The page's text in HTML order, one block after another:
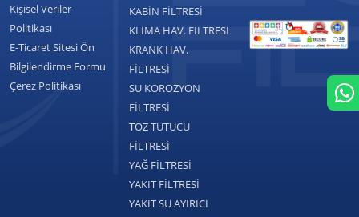
Kişisel Veriler
Politikası
E-Ticaret Sitesi Ön
Bilgilendirme Formu
Çerez Politikası
KABİN FİLTRESİ
KLİMA HAV. FİLTRESİ
KRANK HAV.
FİLTRESİ
SU KOROZYON
FİLTRESİ
TOZ TUTUCU
FİLTRESİ
YAĞ FİLTRESİ
YAKIT FİLTRESİ
YAKIT SU AYIRICI